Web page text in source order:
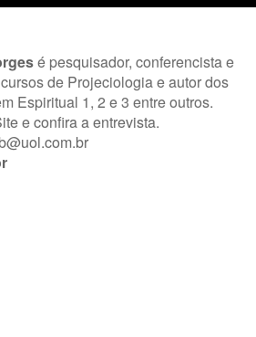
é pesquisador, conferencista e
de Projeciologia e autor dos
Espiritual 1, 2 e 3 entre outros.
econfira a entrevista.